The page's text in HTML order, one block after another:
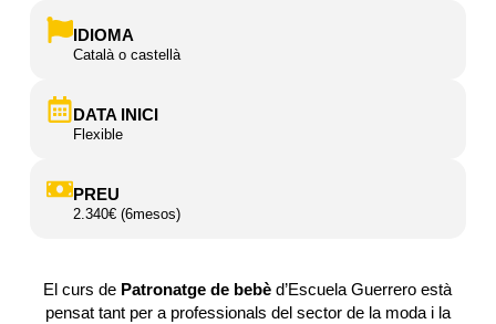
IDIOMA
Català o castellà
DATA INICI
Flexible
PREU
2.340€ (6mesos)
El curs de Patronatge de bebè d’Escuela Guerrero està
pensat tant per a professionals del sector de la moda i la